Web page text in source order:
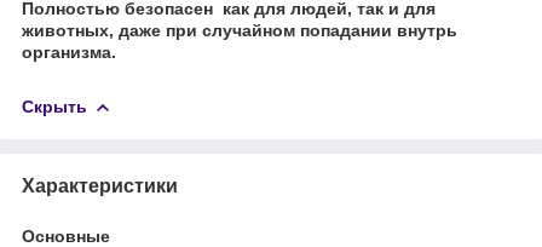
Полностью безопасен как для людей, так и для
животных, даже при случайном попадании внутрь
организма.
Скрыть
Характеристики
Основные